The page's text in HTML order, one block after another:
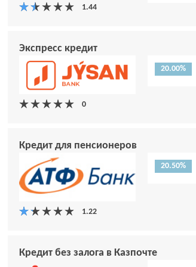
Экспресс кредит
20.00%
Кредит для пенсионеров
20.50%
Кредит без залога в Казпочте